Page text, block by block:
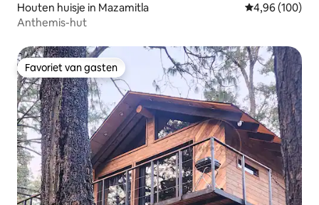
Houten huisje in Mazamitla Gemiddelde
4,96 (100)
Anthemis-hut
Favoriet van gasten
Favoriet van gasten